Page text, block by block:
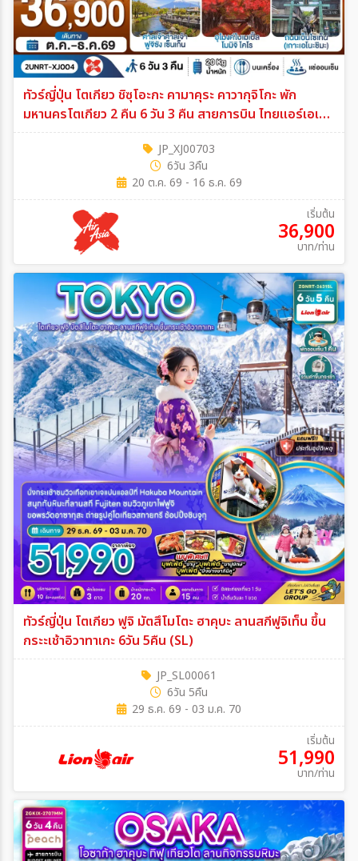
ทัวร์ญี่ปุ่น โตเกียว ชิซุโอะกะ คามาคุระ คาวากุจิโกะ พัก
มหานครโตเกียว 2 คืน 6 วัน 3 คืน สายการบิน ไทยแอร์เอเชีย
เอ็กซ์ 6วัน 3คืน (XJ)
JP_XJ00703
6วัน 3คืน
20 ต.ค. 69 - 16 ธ.ค. 69
เริ่มต้น
36,900
บาท/ท่าน
ทัวร์ญี่ปุ่น โตเกียว ฟูจิ มัตสึโมโตะ ฮาคุบะ ลานสกีฟูจิเท็น ขึ้น
กระะเช้าอิวาทาเกะ 6วัน 5คืน (SL)
JP_SL00061
6วัน 5คืน
29 ธ.ค. 69 - 03 ม.ค. 70
เริ่มต้น
51,990
บาท/ท่าน